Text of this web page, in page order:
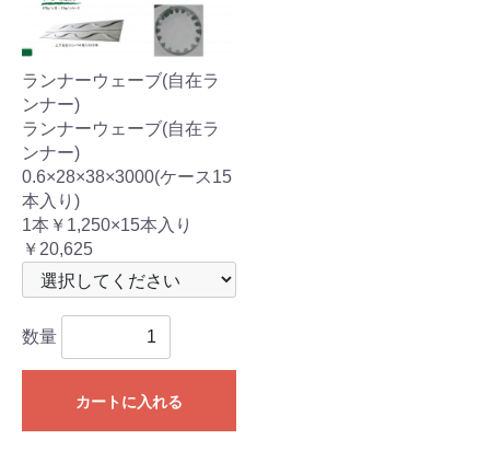
ランナーウェーブ(自在ラ
ンナー)
ランナーウェーブ(自在ラ
ンナー)
0.6×28×38×3000(ケース15
本入り)
1本￥1,250×15本入り
￥20,625
数量
カートに入れる